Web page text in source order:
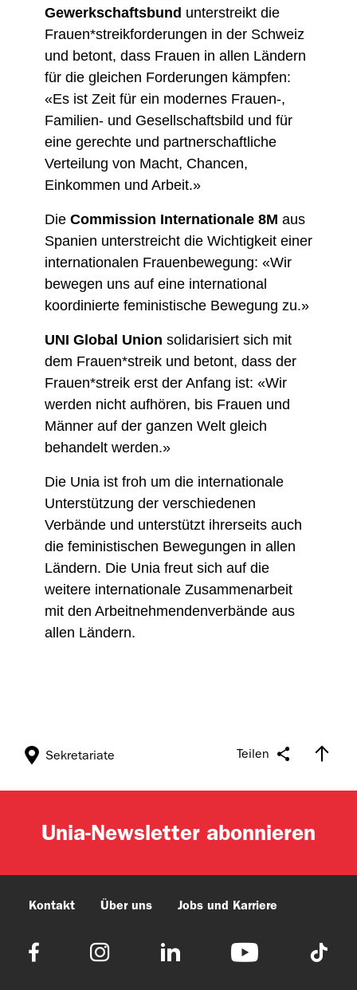
Gewerkschaftsbund unterstreikt die
Frauen*streikforderungen in der Schweiz
und betont, dass Frauen in allen Ländern
für die gleichen Forderungen kämpfen:
«Es ist Zeit für ein modernes Frauen-,
Familien- und Gesellschaftsbild und für
eine gerechte und partnerschaftliche
Verteilung von Macht, Chancen,
Einkommen und Arbeit.»
Die Commission Internationale 8M aus
Spanien unterstreicht die Wichtigkeit einer
internationalen Frauenbewegung: «Wir
bewegen uns auf eine international
koordinierte feministische Bewegung zu.»
UNI Global Union solidarisiert sich mit
dem Frauen*streik und betont, dass der
Frauen*streik erst der Anfang ist: «Wir
werden nicht aufhören, bis Frauen und
Männer auf der ganzen Welt gleich
behandelt werden.»
Die Unia ist froh um die internationale
Unterstützung der verschiedenen
Verbände und unterstützt ihrerseits auch
die feministischen Bewegungen in allen
Ländern. Die Unia freut sich auf die
weitere internationale Zusammenarbeit
mit den Arbeitnehmendenverbände aus
allen Ländern.
Teilen
Sekretariate
Unia-Newsletter abonnieren
Kontakt Über uns Jobs und Karriere